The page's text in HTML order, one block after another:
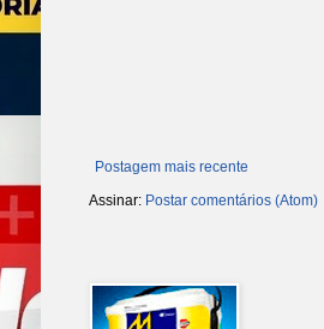
Postagem mais recente
Assinar: Postar comentários (Atom)